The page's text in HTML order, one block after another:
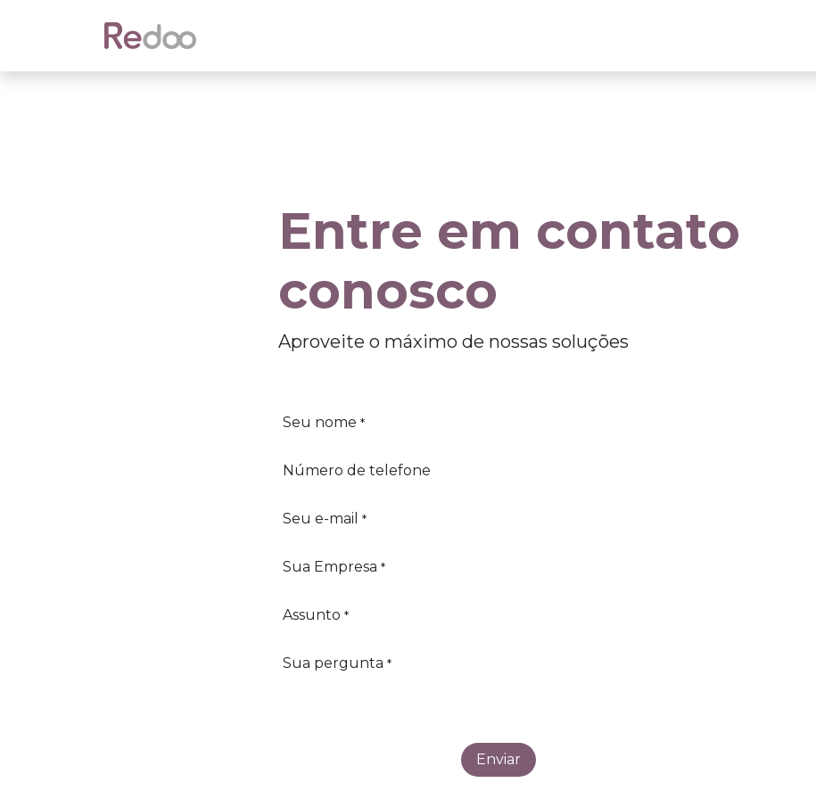
Entre em contato
conosco
Aproveite o máximo de nossas soluções
Seu nome *
Número de telefone
Seu e-mail *
Sua Empresa *
Assunto *
Sua pergunta *
Enviar